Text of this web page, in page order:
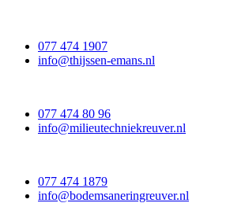
077 474 1907
info@thijssen-emans.nl
077 474 80 96
info@milieutechniekreuver.nl
077 474 1879
info@bodemsaneringreuver.nl